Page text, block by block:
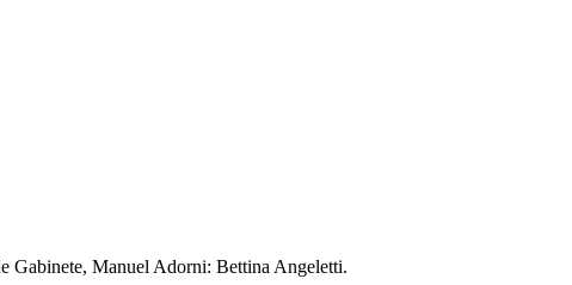
Gabinete, Manuel Adorni: Bettina Angeletti.